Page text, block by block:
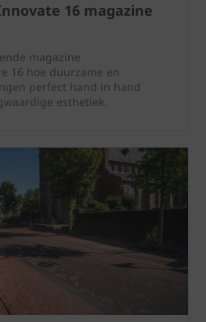
16 magazine
magazine
16 hoe duurzame en
perfect hand in hand
esthetiek.